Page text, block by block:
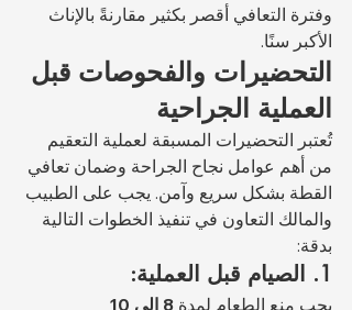
وفترة التعافي أقصر بكثير مقارنةً بالإناث
الأكبر سنًا.
التحضيرات والفحوصات قبل
العملية الجراحية
تُعتبر التحضيرات المسبقة لعملية التعقيم
من أهم عوامل نجاح الجراحة وضمان تعافي
القطة بشكل سريع وآمن. يجب على الطبيب
والمالك التعاون في تنفيذ الخطوات التالية
بدقة:
1. الصيام قبل العملية:
يجب منع الطعام لمدة